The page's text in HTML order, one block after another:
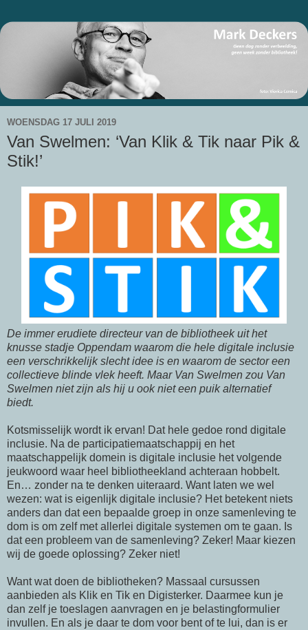
WOENSDAG 17 JULI 2019
Van Swelmen: ‘Van Klik & Tik naar Pik &
Stik!’
De immer erudiete directeur van de bibliotheek uit het
knusse stadje Oppendam waarom die hele digitale inclusie
een verschrikkelijk slecht idee is en waarom de sector een
collectieve blinde vlek heeft. Maar Van Swelmen zou Van
Swelmen niet zijn als hij u ook niet een puik alternatief
biedt.
Kotsmisselijk wordt ik ervan! Dat hele gedoe rond digitale
inclusie. Na de participatiemaatschappij en het
maatschappelijk domein is digitale inclusie het volgende
jeukwoord waar heel bibliotheekland achteraan hobbelt.
En… zonder na te denken uiteraard. Want laten we wel
wezen: wat is eigenlijk digitale inclusie? Het betekent niets
anders dan dat een bepaalde groep in onze samenleving te
dom is om zelf met allerlei digitale systemen om te gaan. Is
dat een probleem van de samenleving? Zeker! Maar kiezen
wij de goede oplossing? Zeker niet!
Want wat doen de bibliotheken? Massaal cursussen
aanbieden als Klik en Tik en Digisterker. Daarmee kun je
dan zelf je toeslagen aanvragen en je belastingformulier
invullen. En als je daar te dom voor bent of te lui, dan is er